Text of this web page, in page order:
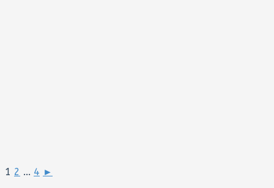
1 2 ... 4 ►